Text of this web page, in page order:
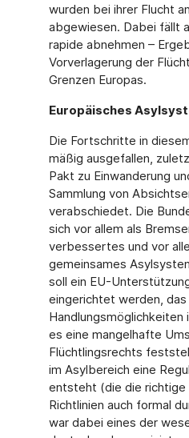
wurden bei ihrer Flucht
abgewiesen. Dabei fällt
rapide abnehmen –
Vorverlagerung der
Grenzen Europas.
Europäisches
Die Fortschritte in
mäßig ausgefallen,
Pakt zu Einwanderung
Sammlung von
verabschiedet. Die
sich vor allem als
verbessertes und vor
gemeinsames
soll ein EU-
eingerichtet werden, das
Handlungsmöglichkeiten
es eine mangelhafte
Flüchtlingsrechts
im Asylbereich eine
entsteht (die die richtige
Richtlinien auch formal
war dabei eines der